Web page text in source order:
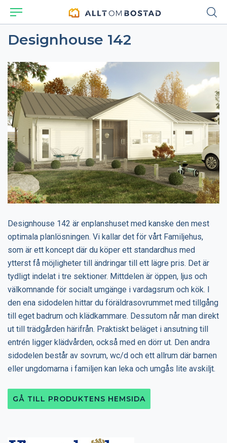
Designhouse 142
Designhouse 142 är enplanshuset med kanske den mest
optimala planlösningen. Vi kallar det för vårt Familjehus,
som är ett koncept där du köper ett standardhus med
ytterst få möjligheter till ändringar till ett lägre pris. Det är
tydligt indelat i tre sektioner. Mittdelen är öppen, ljus och
välkomnande för socialt umgänge i vardagsrum och kök. I
den ena sidodelen hittar du föräldrasovrummet med tillgång
till eget badrum och klädkammare. Dessutom når man direkt
ut till trädgården härifrån. Praktiskt beläget i ansutning till
entrén ligger klädvården, också med en dörr ut. Den andra
sidodelen består av sovrum, wc/d och ett allrum där barnen
eller ungdomarna i familjen kan leka och umgås lite avskiljt.
GÅ TILL PRODUKTENS HEMSIDA